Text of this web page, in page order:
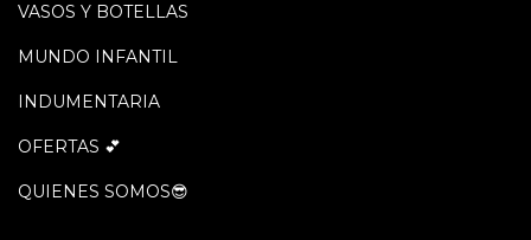
VASOS Y BOTELLAS
MUNDO INFANTIL
INDUMENTARIA
OFERTAS 💕
QUIENES SOMOS😎